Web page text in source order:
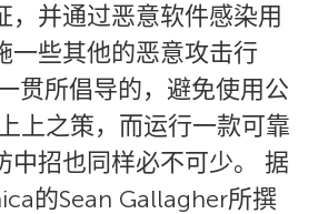
，并通过恶意软件感染用
一些其他的恶意攻击行
贯所倡导的，避免使用公
上之策，而运行一款可靠
中招也同样必不可少。 据
的Sean Gallagher所撰